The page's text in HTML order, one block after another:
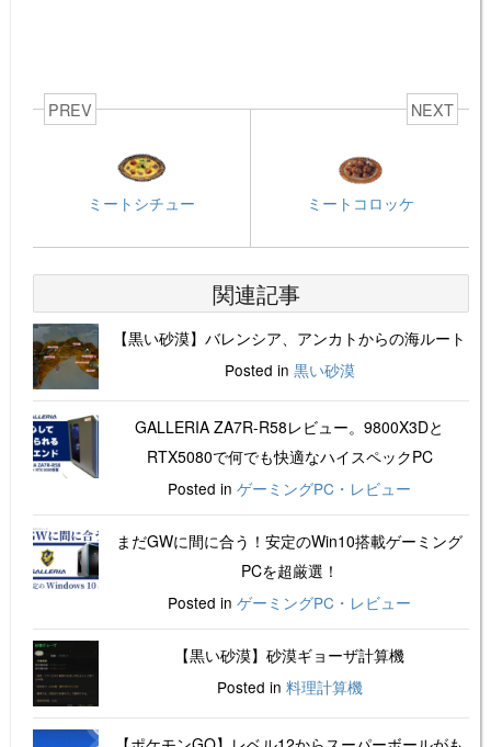
PREV
ミートシチュー
NEXT
ミートコロッケ
関連記事
【黒い砂漠】バレンシア、アンカトからの海ルート
Posted in 黒い砂漠
GALLERIA ZA7R-R58レビュー。9800X3Dと
RTX5080で何でも快適なハイスペックPC
Posted in ゲーミングPC・レビュー
まだGWに間に合う！安定のWin10搭載ゲーミング
PCを超厳選！
Posted in ゲーミングPC・レビュー
【黒い砂漠】砂漠ギョーザ計算機
Posted in 料理計算機